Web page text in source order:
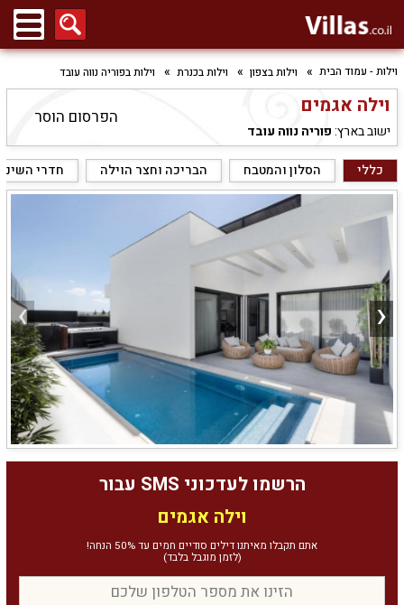
וילות - עמוד הבית וילות בצפון וילות בכנרת וילות בפוריה נווה עובד
וילה אגמים
ישוב בארץ:פוריה נווה עובד
הפרסום הוסר
כללי הסלון והמטבח הבריכה וחצר הוילה חדרי
הרשמו לעדכוני SMS עבור
וילה אגמים
אתם תקבלו מאיתנו דילים סודיים חמים עד 50% הנחה!
(לזמן מוגבל בלבד)